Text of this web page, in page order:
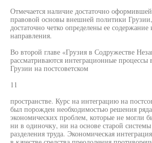
Отмечается наличие достаточно
правовой основы внешней политики
достаточно четко определены ее
направления.
Во второй главе «Грузия в Содружестве
рассматриваются интеграционные
Грузии на постсоветском
11
пространстве. Курс на интеграцию на
был порожден необходимостью решения
экономических проблем, которые не могли
ни в одиночку, ни на основе старой
разделения труда. Экономическая